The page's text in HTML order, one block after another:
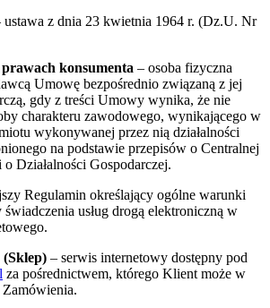
ustawa z dnia 23 kwietnia 1964 r. (Dz.U. Nr
konsumenta – osoba fizyczna
Umowę bezpośrednio związaną z jej
gdy z treści Umowy wynika, że nie
charakteru zawodowego, wynikającego w
wykonywanej przez nią działalności
na podstawie przepisów o Centralnej
Działalności Gospodarczej.
Regulamin określający ogólne warunki
świadczenia usług drogą elektroniczną w
(Sklep) – serwis internetowy dostępny pod
za pośrednictwem, którego Klient może w
Zamówienia.